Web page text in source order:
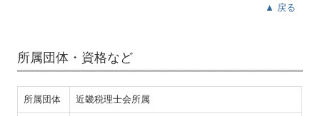
▲ 戻る
所属団体・資格など
所属団体 近畿税理士会所属